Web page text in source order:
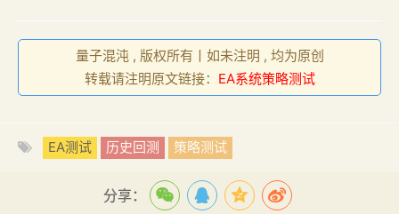
量子混沌 , 版权所有丨如未注明 , 均为原创
转载请注明原文链接： EA系统策略测试
EA测试 历史回测 策略测试
分享：